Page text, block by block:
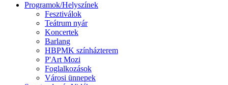
Programok/Helyszínek
Fesztiválok
Teátrum nyár
Koncertek
Barlang
HBPMK színházterem
P'Art Mozi
Foglalkozások
Városi ünnepek